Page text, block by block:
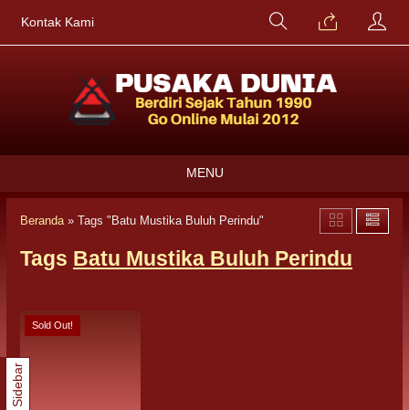
Kontak Kami
MENU
Beranda» Tags "Batu Mustika Buluh Perindu"
Tags Batu Mustika Buluh Perindu
Sold Out!
Sidebar